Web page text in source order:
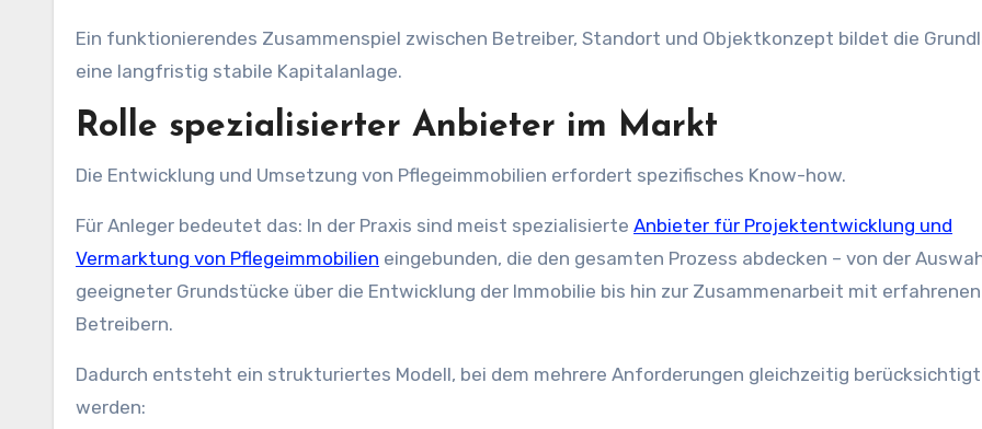
Ein funktionierendes Zusammenspiel zwischen Betreiber, Standort und Objektkonzept bildet die
eine langfristig stabile Kapitalanlage.
Rolle spezialisierter Anbieter im Markt
Die Entwicklung und Umsetzung von Pflegeimmobilien erfordert spezifisches Know-how.
Für Anleger bedeutet das: In der Praxis sind meist spezialisierte Anbieter für Projektentwicklung und
Vermarktung von Pflegeimmobilien eingebunden, die den gesamten Prozess abdecken – von der
geeigneter Grundstücke über die Entwicklung der Immobilie bis hin zur Zusammenarbeit mit erfahrenen
Betreibern.
Dadurch entsteht ein strukturiertes Modell, bei dem mehrere Anforderungen gleichzeitig berücksichtigt
werden: